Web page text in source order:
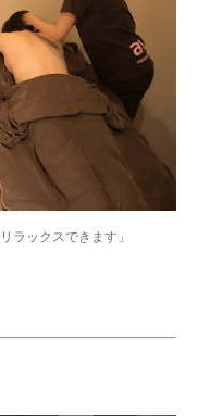
ラックスできます」